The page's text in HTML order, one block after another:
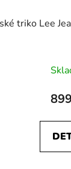
triko Lee